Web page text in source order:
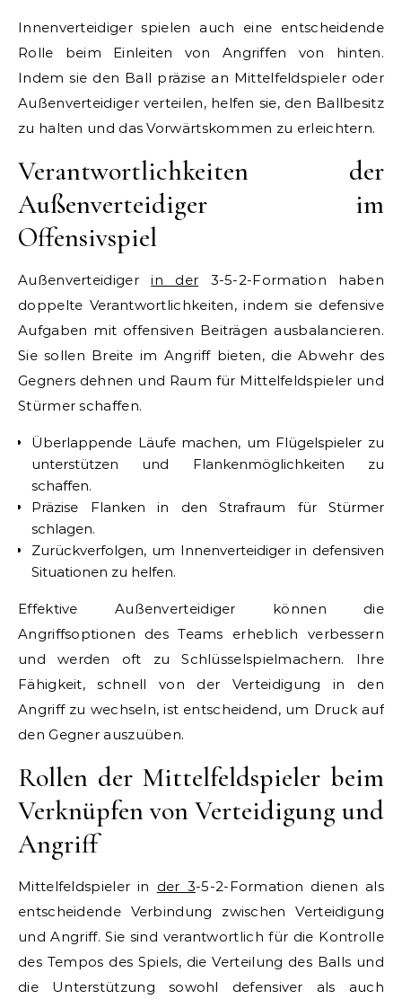
Innenverteidiger spielen auch eine entscheidende
Rolle beim Einleiten von Angriffen von hinten.
Indem sie den Ball präzise an Mittelfeldspieler oder
Außenverteidiger verteilen, helfen sie, den Ballbesitz
zu halten und das Vorwärtskommen zu erleichtern.
Verantwortlichkeiten der
Außenverteidiger im
Offensivspiel
Außenverteidigerin der 3-5-2-Formation haben
doppelte Verantwortlichkeiten, indem sie defensive
Aufgaben mit offensiven Beiträgen ausbalancieren.
Sie sollen Breite im Angriff bieten, die Abwehr des
Gegners dehnen und Raum für Mittelfeldspieler und
Stürmer schaffen.
Überlappende Läufe machen, um Flügelspieler zu
unterstützen und Flankenmöglichkeiten zu
schaffen.
Präzise Flanken in den Strafraum für Stürmer
schlagen.
Zurückverfolgen, um Innenverteidiger in defensiven
Situationen zu helfen.
Effektive Außenverteidiger können die
Angriffsoptionen des Teams erheblich verbessern
und werden oft zu Schlüsselspielmachern. Ihre
Fähigkeit, schnell von der Verteidigung in den
Angriff zu wechseln, ist entscheidend, um Druck auf
den Gegner auszuüben.
Rollen der Mittelfeldspieler beim
Verknüpfen von Verteidigung und
Angriff
Mittelfeldspieler in der 3-5-2-Formation dienen als
entscheidende Verbindung zwischen Verteidigung
und Angriff. Sie sind verantwortlich für die Kontrolle
des Tempos des Spiels, die Verteilung des Balls und
die Unterstützung sowohl defensiver als auch